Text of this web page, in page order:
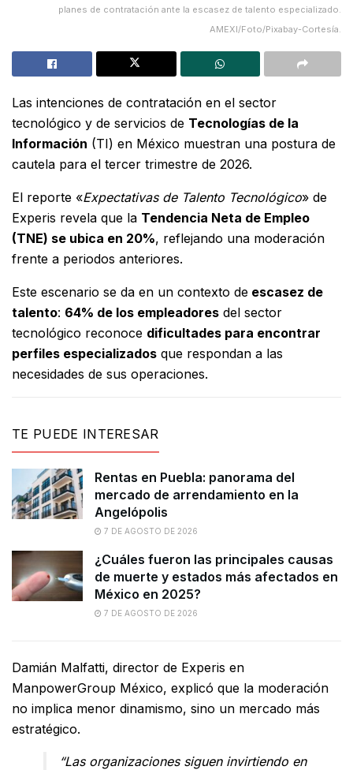
planes de contratación ante la escasez de talento especializado.
AMEXI/Foto/Pixabay-Cortesía.
Las intenciones de contratación en el sector
tecnológico y de servicios de Tecnologías de la
Información (TI) en México muestran una postura de
cautela para el tercer trimestre de 2026.
El reporte «Expectativas de Talento Tecnológico» de
Experis revela que la Tendencia Neta de Empleo
(TNE) se ubica en 20%, reflejando una moderación
frente a periodos anteriores.
Este escenario se da en un contexto de escasez de
talento: 64% de los empleadores del sector
tecnológico reconoce dificultades para encontrar
perfiles especializados que respondan a las
necesidades de sus operaciones.
TE PUEDE INTERESAR
Rentas en Puebla: panorama del
mercado de arrendamiento en la
Angelópolis
7 DE AGOSTO DE 2026
¿Cuáles fueron las principales causas
de muerte y estados más afectados en
México en 2025?
7 DE AGOSTO DE 2026
Damián Malfatti, director de Experis en
ManpowerGroup México, explicó que la moderación
no implica menor dinamismo, sino un mercado más
estratégico.
“Las organizaciones siguen invirtiendo en